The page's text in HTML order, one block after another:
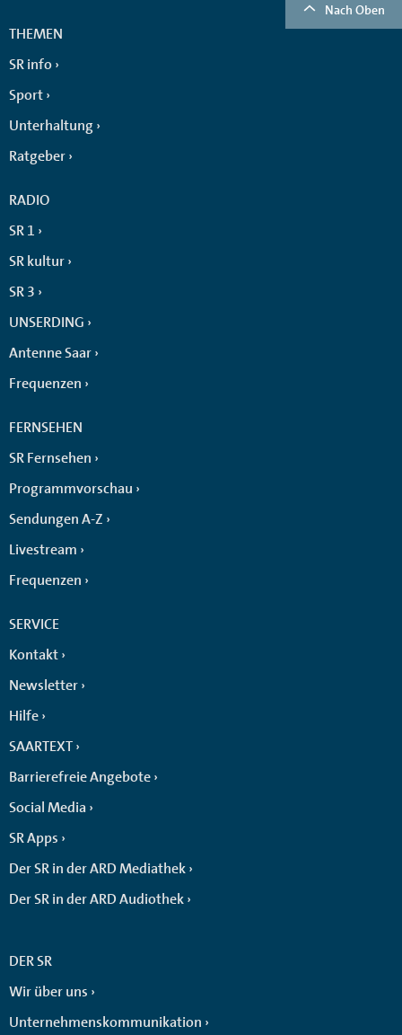
Nach Oben
THEMEN
SR info
Sport
Unterhaltung
Ratgeber
RADIO
SR 1
SR kultur
SR 3
UNSERDING
Antenne Saar
Frequenzen
FERNSEHEN
SR Fernsehen
Programmvorschau
Sendungen A-Z
Livestream
Frequenzen
SERVICE
Kontakt
Newsletter
Hilfe
SAARTEXT
Barrierefreie Angebote
Social Media
SR Apps
Der SR in der ARD Mediathek
Der SR in der ARD Audiothek
DER SR
Wir über uns
Unternehmenskommunikation